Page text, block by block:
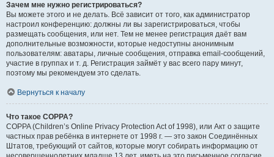
Зачем мне нужно регистрироваться?
Вы можете этого и не делать. Всё зависит от того, как администратор
настроил конференцию: должны ли вы зарегистрироваться, чтобы
размещать сообщения, или нет. Тем не менее регистрация даёт вам
дополнительные возможности, которые недоступны анонимным
пользователям: аватары, личные сообщения, отправка email-сообщений,
участие в группах и т. д. Регистрация займёт у вас всего пару минут,
поэтому мы рекомендуем это сделать.
Вернуться к началу
Что такое COPPA?
COPPA (Children’s Online Privacy Protection Act of 1998), или Акт о защите
частных прав ребёнка в интернете от 1998 г. — это закон Соединённых
Штатов, требующий от сайтов, которые могут собирать информацию от